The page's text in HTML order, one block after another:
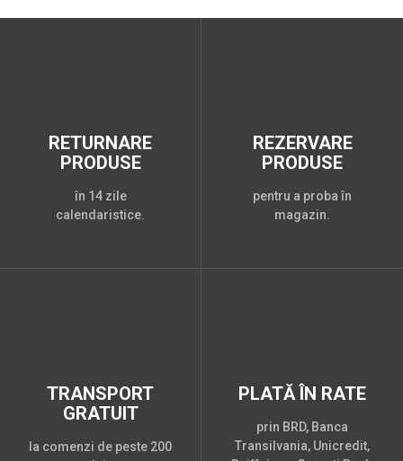
RETURNARE
PRODUSE
în 14 zile
calendaristice.
REZERVARE
PRODUSE
pentru a proba în
magazin.
TRANSPORT
GRATUIT
la comenzi de peste 200
PLATĂ ÎN RATE
prin BRD, Banca
Transilvania, Unicredit,